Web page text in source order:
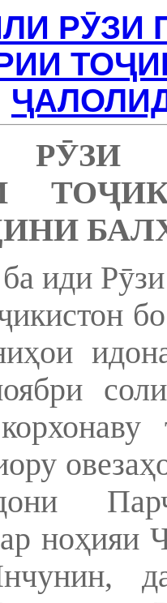
РӮЗИ
РӮ
ТОҶ
иди
ноҳияи